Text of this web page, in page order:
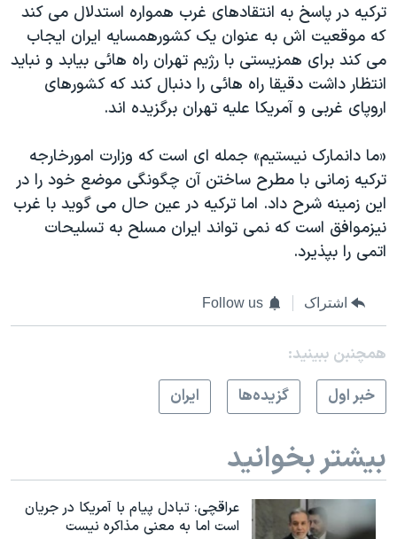
ترکيه در پاسخ به انتقادهای غرب همواره استدلال می کند
که موقعيت اش به عنوان يک کشورهمسايه ايران ايجاب
می کند برای همزيستی با رژيم تهران راه هائی بيابد و نبايد
انتظار داشت دقيقا راه هائی را دنبال کند که کشورهای
اروپای غربی و آمريکا عليه تهران برگزيده اند.
«ما دانمارک نيستيم» جمله ای است که وزارت امورخارجه
ترکيه زمانی با مطرح ساختن آن چگونگی موضع خود را در
اين زمينه شرح داد. اما ترکيه در عين حال می گويد با غرب
نيزموافق است که نمی تواند ايران مسلح به تسليحات
اتمی را بپذيرد.
اشتراک Follow us
همچنبن ببینید:
خبر اول
گزيده‌ها ايران
بیشتر بخوانید
عراقچی: تبادل پیام با آمریکا در جریان
است اما به معنی مذاکره نیست